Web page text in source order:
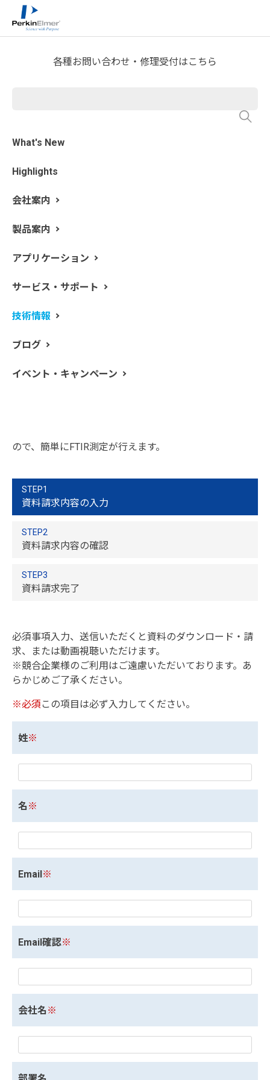
各種お問い合わせ・修理受付はこちら
What's New
Highlights
会社案内
製品案内
アプリケーション
サービス・サポート
技術情報
ブログ
イベント・キャンペーン
ホーム
KBr錠剤法を用いた固体の赤外
長を非常に短くするかサンプルを希釈することが必要と
剤に溶解させたり、マル試薬に分散させたり、赤外に透
入手しやすいすべての溶媒は、赤外領域に何かしらの吸
ので、簡単にFTIR測定が行えます。
STEP1
資料請求内容の入力
STEP2
資料請求内容の確認
STEP3
資料請求完了
必須事項入力、送信いただくと資料のダウンロード・請
求、または動画視聴いただけます。
※競合企業様のご利用はご遠慮いただいております。あ
らかじめご了承ください。
※必須 この項目は必ず入力してください。
姓※
名 ※
Email※
Email確認※
会社名 ※